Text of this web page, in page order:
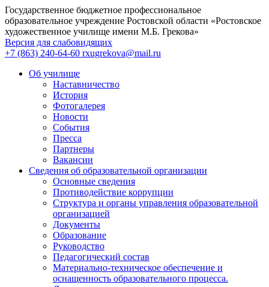
Государственное бюджетное профессиональное
образовательное учреждение Ростовской области «Ростовское
художественное училище имени М.Б. Грекова»
Версия для слабовидящих
+7 (863) 240-64-60 rxugrekova@mail.ru
Об училище
Наставничество
История
Фотогалерея
Новости
События
Пресса
Партнеры
Вакансии
Сведения об образовательной организации
Основные сведения
Противодействие коррупции
Структура и органы управления образовательной
организацией
Документы
Образование
Руководство
Педагогический состав
Материально-техническое обеспечение и
оснащенность образовательного процесса.